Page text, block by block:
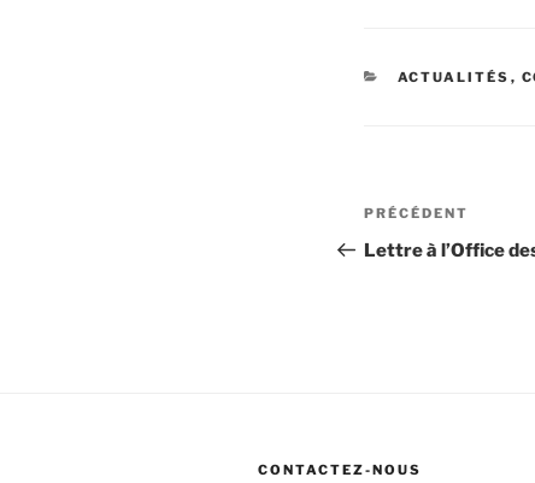
CATÉGORIES
ACTUALITÉS ,
Navigation
de
Article
précédent
PRÉCÉDENT
Lettre à l’Office
CONTACTEZ-NOUS